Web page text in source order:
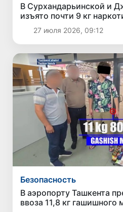
В Сурхандарьинской и
изъято почти 9 кг
27 июля 2026, 09:12
Безопасность
В аэропорту Ташкента
ввоза 11,8 кг гашишного